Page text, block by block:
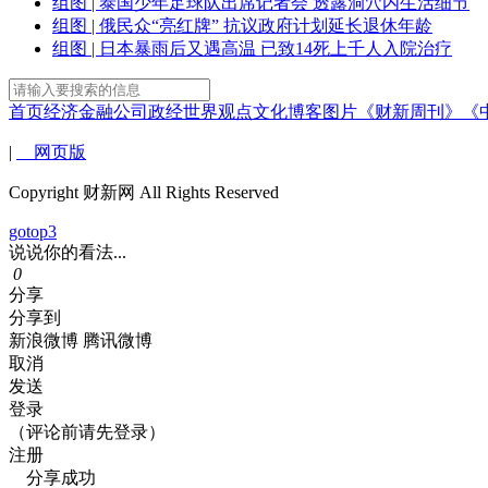
组图 | 俄民众“亮红牌” 抗议政府计划延长退休年龄
组图 | 日本暴雨后又遇高温 已致14死上千人入院治疗
首页经济金融公司 政经世界观点文化博客图片 《财新周刊》
| 网页版
Copyright 财新网 All Rights Reserved
gotop3
说说你的看法...
0
分享
分享到
新浪微博 腾讯微博
取消
发送
登录
（评论前请先登录）
注册
分享成功